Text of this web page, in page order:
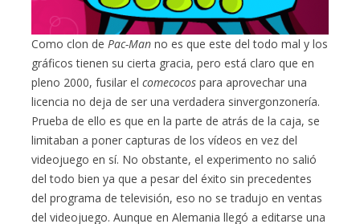
Como clon de Pac-Man no es que este del todo mal y los
gráficos tienen su cierta gracia, pero está claro que en
pleno 2000, fusilar elcomecocos para aprovechar una
licencia no deja de ser una verdadera sinvergonzonería.
Prueba de ello es que en la parte de atrás de la caja, se
limitaban a poner capturas de los vídeos en vez del
videojuego en sí. No obstante, el experimento no salió
del todo bien ya que a pesar del éxito sin precedentes
del programa de televisión, eso no se tradujo en ventas
del videojuego. Aunque en Alemania llegó a editarse una